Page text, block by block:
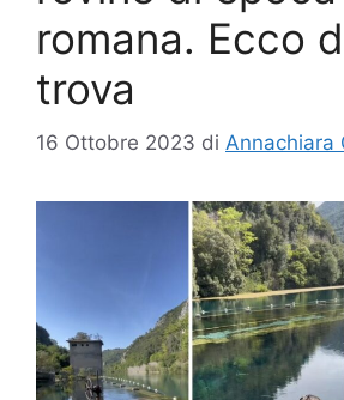
romana. Ecco
trova
16 Ottobre 2023 di Annachiara